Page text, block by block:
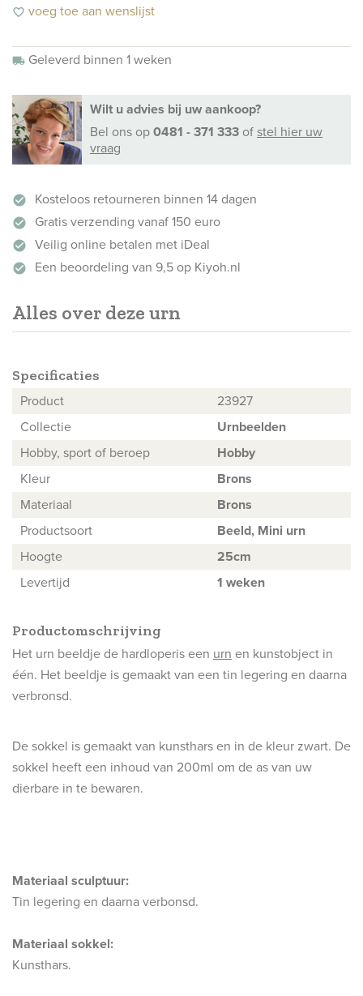
favorite_border voeg toe aan wenslijst
local_shipping Geleverd binnen 1 weken
Wilt u advies bij uw aankoop?
Bel ons op0481 - 371 333 ofstel hier uw
vraag
check_circle Kosteloos retourneren binnen 14 dagen
check_circle Gratis verzending vanaf 150 euro
check_circle Veilig online betalen met iDeal
check_circle Een beoordeling van 9,5 op Kiyoh.nl
Alles over deze urn
Specificaties
Product
23927
Collectie
Urnbeelden
Hobby, sport of beroep
Hobby
Kleur
Brons
Materiaal
Brons
Productsoort
Beeld, Mini urn
Hoogte
25cm
Levertijd
1 weken
Productomschrijving
Het urn beeldje de hardloperis een urn en kunstobject in
één. Het beeldje is gemaakt van een tin legering en daarna
verbronsd.
De sokkel is gemaakt van kunsthars en in de kleur zwart. De
sokkel heeft een inhoud van 200ml om de as van uw
dierbare in te bewaren.
Materiaal sculptuur:
Tin legering en daarna verbonsd.
Materiaal sokkel:
Kunsthars.